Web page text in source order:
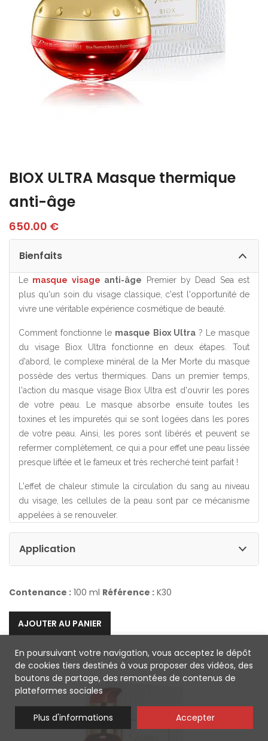
BIOX ULTRA Masque thermique
anti-âge
650.00 €
Bienfaits
Le masque visage anti-âge Premier by Dead Sea est
plus qu'un soin du visage classique, c'est l'opportunité de
vivre une véritable expérience cosmétique de beauté.
Comment fonctionne le masque Biox Ultra? Le masque
du visage Biox Ultra fonctionne en deux étapes. Tout
d'abord, le complexe minéral de la Mer Morte du masque
possède des vertus thermiques. Dans un premier temps,
l'action du masque visage Biox Ultra est d'ouvrir les pores
de votre peau. Le masque absorbe ensuite toutes les
toxines et les impuretés qui se sont logées dans les pores
de votre peau. Ainsi, les pores sont libérés et peuvent se
refermer complètement, ce qui a pour effet une peau lissée
presque liftée et le fameux et très recherché teint parfait !
L'effet de chaleur stimule la circulation du sang au niveau
du visage, les cellules de la peau sont par ce mécanisme
appelées à se renouveler.
Application
Contenance : 100 ml Référence : K30
AJOUTER AU PANIER
En poursuivant votre navigation, vous acceptez le dépôt
de cookies tiers destinés à vous proposer des vidéos, des
boutons de partage, des remontées de contenus de
plateformes sociales
Plus d'informations Accepter